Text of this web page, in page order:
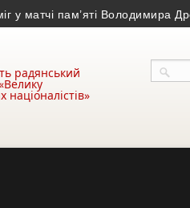
пам’яті Володимира Дроня •
радянський
націоналістів»